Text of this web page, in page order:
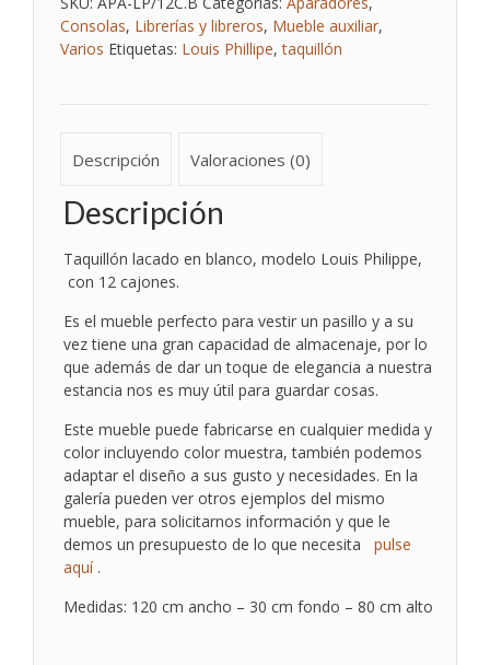
Consolas, Librerías y libreros, Mueble auxiliar,
Varios Etiquetas: Louis Phillipe,taquillón
Descripción Valoraciones (0)
Descripción
Taquillón lacado en blanco, modelo Louis Philippe,
con 12 cajones.
Es el mueble perfecto para vestir un pasillo y a su
vez tiene una gran capacidad de almacenaje, por lo
que además de dar un toque de elegancia a nuestra
estancia nos es muy útil para guardar cosas.
Este mueble puede fabricarse en cualquier medida y
color incluyendo color muestra, también podemos
adaptar el diseño a sus gusto y necesidades. En la
galería pueden ver otros ejemplos del mismo
mueble, para solicitarnos información y que le
demos un presupuesto de lo que necesitapulse
aquí.
Medidas: 120 cm ancho – 30 cm fondo – 80 cm alto